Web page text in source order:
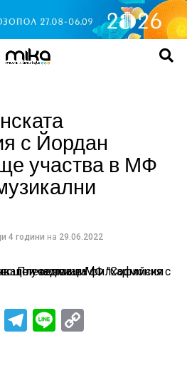
с Йордан
участва в МФ
4 години на 29.06.2022
WhatsApp
Telegram
Line